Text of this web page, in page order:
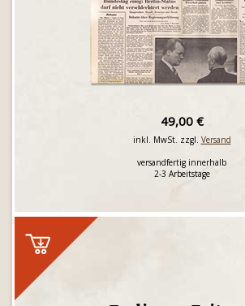
49,00 €
inkl. MwSt. zzgl. Versand
versandfertig innerhalb
2-3 Arbeitstage